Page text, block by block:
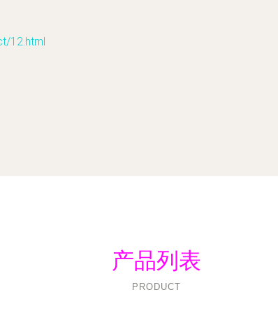
12.html
产品列表
PRODUCT